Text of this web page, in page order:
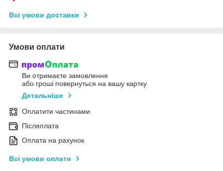
Всі умови доставки
Умови оплати
Ви отримаєте замовлення
або гроші повернуться на вашу картку
Детальніше
Оплатити частинами
Післяплата
Оплата на рахунок
Всі умови оплати